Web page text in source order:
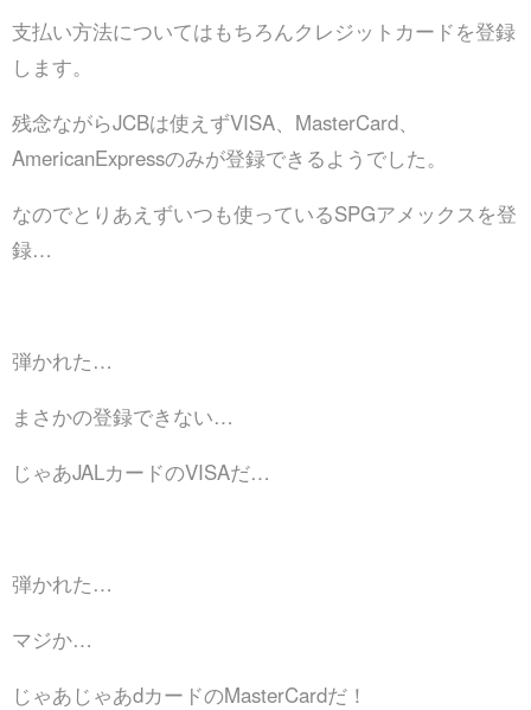
支払い方法についてはもちろんクレジットカードを登録
します。
残念ながらJCBは使えずVISA、MasterCard、
AmericanExpressのみが登録できるようでした。
なのでとりあえずいつも使っているSPGアメックスを登
録…
弾かれた…
まさかの登録できない…
じゃあJALカードのVISAだ…
弾かれた…
マジか…
じゃあじゃあdカードのMasterCardだ！